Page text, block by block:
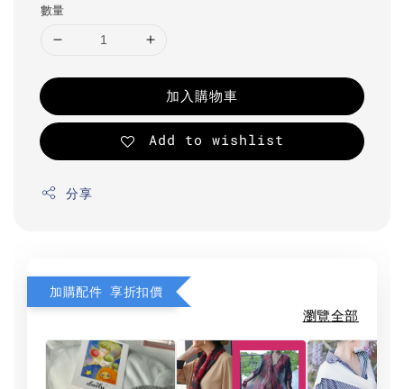
數量
加入購物車
Add to wishlist
分享
加購配件 享折扣價
瀏覽全部